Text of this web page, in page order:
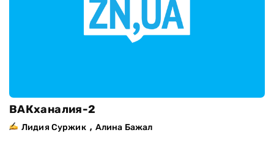
ВАКханалия-2
Лидия Суржик , Алина Бажал